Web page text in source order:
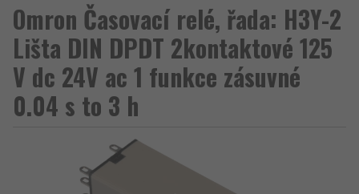
Omron Časovací relé, řada: H3Y-2
Lišta DIN DPDT 2kontaktové 125
V dc 24V ac 1 funkce zásuvné
0.04 s to 3 h